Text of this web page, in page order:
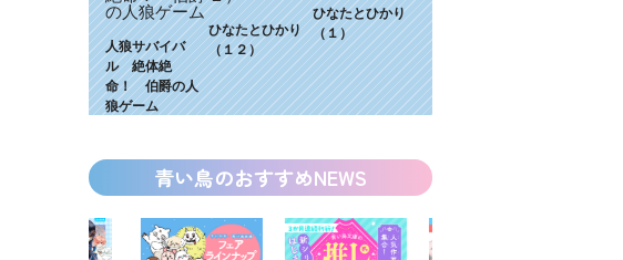
人狼サバイバ
ル 絶体絶
命！ 伯爵の人
狼ゲーム
ひなたとひかり
（１２）
ひなたとひかり
（１）
青い鳥のおすすめNEWS